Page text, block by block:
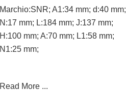
Marchio:SNR; A1:34 mm; d:40 mm;
N:17 mm; L:184 mm; J:137 mm;
H:100 mm; A:70 mm; L1:58 mm;
N1:25 mm;
Read More ...